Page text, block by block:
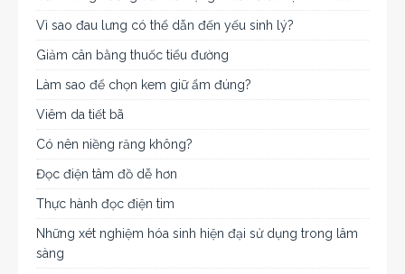
Vì sao đau lưng có thể dẫn đến yếu sinh lý?
Giảm cân bằng thuốc tiểu đường
Làm sao để chọn kem giữ ẩm đúng?
Viêm da tiết bã
Có nên niềng răng không?
Đọc điện tâm đồ dễ hơn
Thực hành đọc điện tim
Những xét nghiệm hóa sinh hiện đại sử dụng trong lâm
sàng